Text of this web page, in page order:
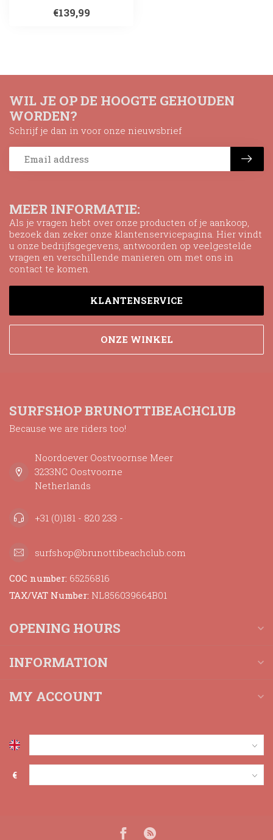
€139,99
MEER INFORMATIE:
Als je vragen hebt over onze producten of je aankoop,
bezoek dan zeker onze klantenservicepagina. Hier vindt
u onze bedrijfsgegevens, antwoorden op veelgestelde
vragen en verschillende manieren om met ons in
contact te komen.
KLANTENSERVICE
ONZE WINKEL
WIL JE OP DE HOOGTE GEHOUDEN
WORDEN?
Schrijf je dan in voor onze nieuwsbrief
SURFSHOP BRUNOTTIBEACHCLUB
Because we are riders too!
Noordoever Oostvoornse Meer
3233NC Oostvoorne
Netherlands
+31 (0)181 - 820 233 -
surfshop@brunottibeachclub.com
COC number: 65256816
TAX/VAT Number: NL856039664B01
OPENING HOURS
INFORMATION
MY ACCOUNT
€